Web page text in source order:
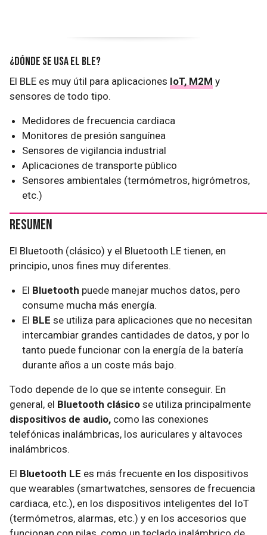
¿Dónde se usa el BLE?
El BLE es muy útil para aplicaciones IoT, M2M y
sensores de todo tipo.
Medidores de frecuencia cardiaca
Monitores de presión sanguínea
Sensores de vigilancia industrial
Aplicaciones de transporte público
Sensores ambientales (termómetros, higrómetros,
etc.)
Resumen
El Bluetooth (clásico) y el Bluetooth LE tienen, en
principio, unos fines muy diferentes.
El Bluetooth puede manejar muchos datos, pero
consume mucha más energía.
El BLE se utiliza para aplicaciones que no necesitan
intercambiar grandes cantidades de datos, y por lo
tanto puede funcionar con la energía de la batería
durante años a un coste más bajo.
Todo depende de lo que se intente conseguir. En
general, el Bluetooth clásico se utiliza principalmente
dispositivos de audio, como las conexiones
telefónicas inalámbricas, los auriculares y altavoces
inalámbricos.
El Bluetooth LE es más frecuente en los dispositivos
que wearables (smartwatches, sensores de frecuencia
cardiaca, etc.), en los dispositivos inteligentes del IoT
(termómetros, alarmas, etc.) y en los accesorios que